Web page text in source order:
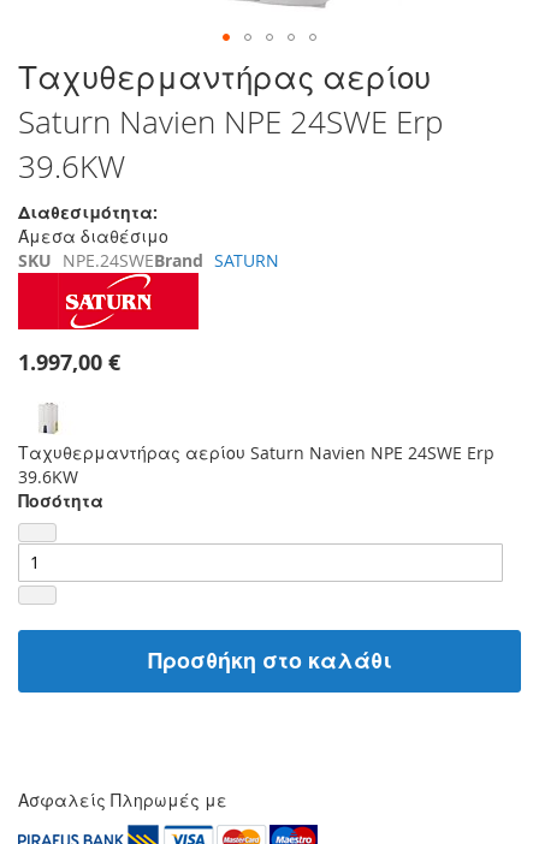
Μετάβαση
στην
αρχή
της
συλλογής
εικόνων
Ταχυθερμαντήρας αερίου
Saturn Navien NPE 24SWE Erp
39.6KW
Διαθεσιμότητα:
Άμεσα διαθέσιμο
SKU NPE.24SWEBrand SATURN
1.997,00 €
Ταχυθερμαντήρας αερίου Saturn Navien NPE 24SWE Erp
39.6KW
Ποσότητα
Προσθήκη στο καλάθι
Ασφαλείς Πληρωμές με